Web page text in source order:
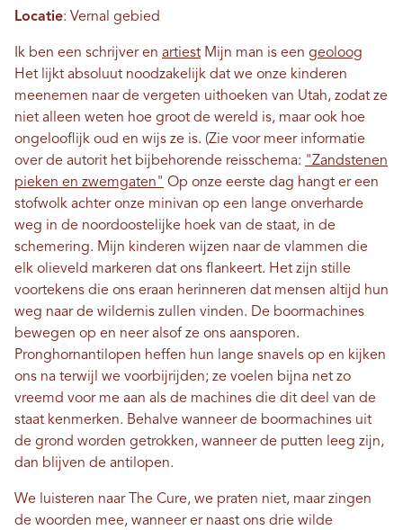
Locatie: Vernal gebied
Ik ben een schrijver en artiest Mijn man is een geoloog
Het lijkt absoluut noodzakelijk dat we onze kinderen
meenemen naar de vergeten uithoeken van Utah, zodat ze
niet alleen weten hoe groot de wereld is, maar ook hoe
ongelooflijk oud en wijs ze is. (Zie voor meer informatie
over de autorit het bijbehorende reisschema: "Zandstenen
pieken en zwemgaten" Op onze eerste dag hangt er een
stofwolk achter onze minivan op een lange onverharde
weg in de noordoostelijke hoek van de staat, in de
schemering. Mijn kinderen wijzen naar de vlammen die
elk olieveld markeren dat ons flankeert. Het zijn stille
voortekens die ons eraan herinneren dat mensen altijd hun
weg naar de wildernis zullen vinden. De boormachines
bewegen op en neer alsof ze ons aansporen.
Pronghornantilopen heffen hun lange snavels op en kijken
ons na terwijl we voorbijrijden; ze voelen bijna net zo
vreemd voor me aan als de machines die dit deel van de
staat kenmerken. Behalve wanneer de boormachines uit
de grond worden getrokken, wanneer de putten leeg zijn,
dan blijven de antilopen.
We luisteren naar The Cure, we praten niet, maar zingen
de woorden mee, wanneer er naast ons drie wilde